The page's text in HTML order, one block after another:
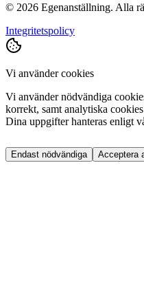
© 2026 Egenanställning. Alla
Integritetspolicy
Vi använder cookies
Vi använder nödvändiga
korrekt, samt analytiska
Dina uppgifter hanteras enligt
Endast nödvändiga Acceptera